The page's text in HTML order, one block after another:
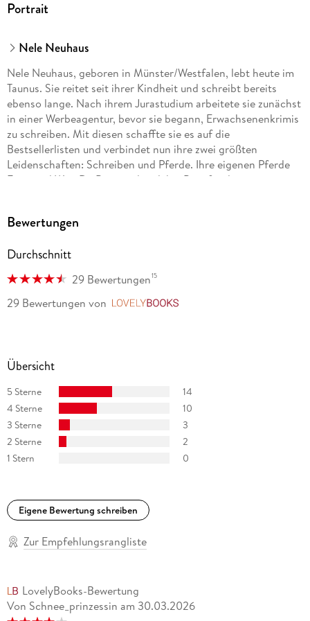
Portrait
Nele Neuhaus
Nele Neuhaus, geboren in Münster/Westfalen, lebt heute im
Taunus. Sie reitet seit ihrer Kindheit und schreibt bereits
ebenso lange. Nach ihrem Jurastudium arbeitete sie zunächst
in einer Werbeagentur, bevor sie begann, Erwachsenenkrimis
zu schreiben. Mit diesen schaffte sie es auf die
Bestsellerlisten und verbindet nun ihre zwei größten
Leidenschaften: Schreiben und Pferde. Ihre eigenen Pferde
Fritzi und Won Da Pie standen dabei Pate für die
Bewertungen
Durchschnitt
29 Bewertungen15
29 Bewertungen von
Übersicht
5 Sterne
14
4 Sterne
10
3 Sterne
3
2 Sterne
2
1 Stern
0
Eigene Bewertung schreiben
Zur Empfehlungsrangliste
LovelyBooks-Bewertung
Von Schnee_prinzessin am 30.03.2026